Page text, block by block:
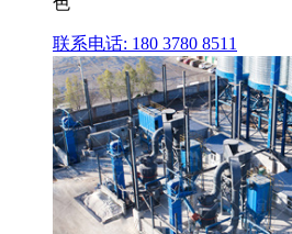
联系电话: 180 3780 8511